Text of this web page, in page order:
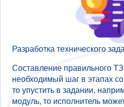
Разработка технического
Составление правильного
необходимый шаг в этапах
то упустить в задании,
модуль, то исполнитель